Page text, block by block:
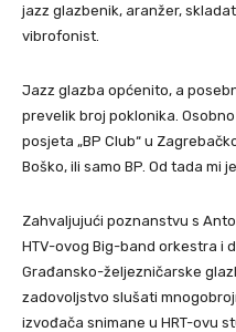
jazz glazbenik, aranžer,
vibrofonist.
Jazz glazba općenito, a
prevelik broj poklonika.
posjeta „BP Club“ u
Boško, ili samo BP. Od tada mi
Zahvaljujući poznanstvu s
HTV-ovog Big-band orkestra i
Građansko-željezničarske
zadovoljstvo slušati
izvođača snimane u HRT-ovu